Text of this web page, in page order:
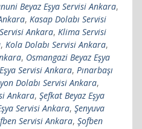
Beyaz Eşya Servisi Ankara,
, Kasap Dolabı Servisi
Ankara, Klima Servisi
, Kola Dolabı Servisi Ankara,
, Osmangazi Beyaz Eşya
Servisi Ankara, Pınarbaşı
Dolabı Servisi Ankara,
Ankara, Şefkat Beyaz Eşya
Servisi Ankara, Şenyuva
Servisi Ankara, Şofben